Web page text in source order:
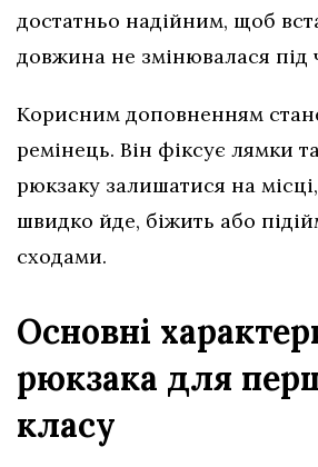
достатньо надійним, щоб
довжина не змінювалася під
Корисним доповненням
ремінець. Він фіксує лямки
рюкзаку залишатися на
швидко йде, біжить або
сходами.
Основні
рюкзака для
класу